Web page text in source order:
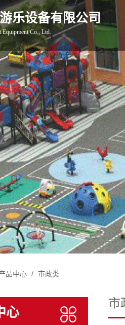
乐设备有限公司
Equipment Co., Ltd.
品中心 / 市政类
心
市